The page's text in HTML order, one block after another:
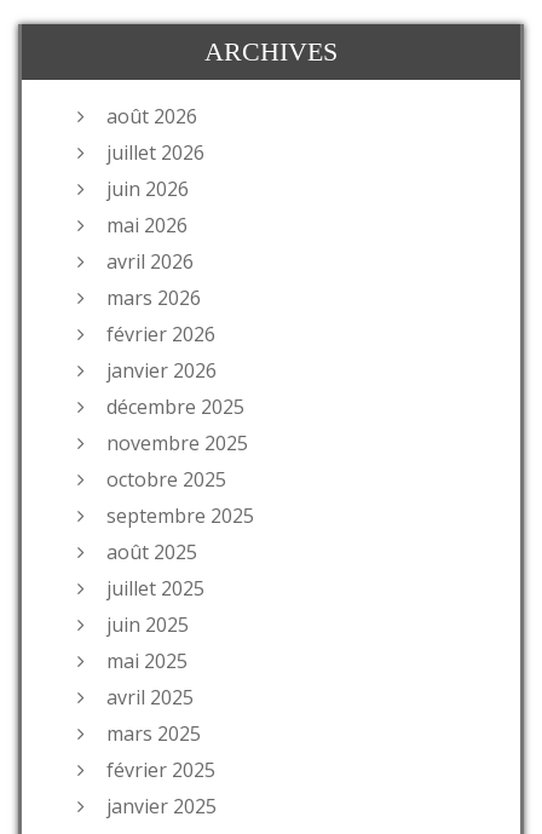
ARCHIVES
août 2026
juillet 2026
juin 2026
mai 2026
avril 2026
mars 2026
février 2026
janvier 2026
décembre 2025
novembre 2025
octobre 2025
septembre 2025
août 2025
juillet 2025
juin 2025
mai 2025
avril 2025
mars 2025
février 2025
janvier 2025